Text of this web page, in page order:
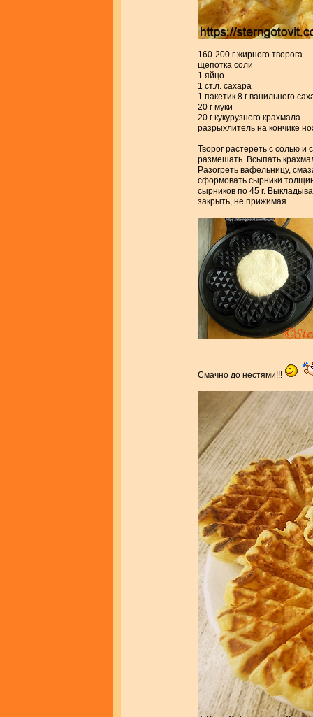
160-200 г жирного творога
щепотка соли
1 яйцо
1 ст.л. сахара
1 пакетик 8 г ванильного
20 г муки
20 г кукурузного крахмала
разрыхлитель на кончике
Творог растереть с солью
размешать. Всыпать
Разогреть вафельницу,
сформовать сырники
сырников по 45 г.
закрыть, не прижимая.
Смачно до нестями!!!